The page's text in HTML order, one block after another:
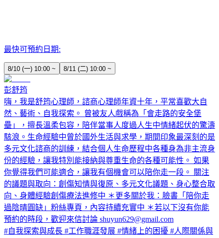
最快可預約日期:
8/10 (一) 10:00 ~ 8/11 (二) 10:00 ~
彭舒筠
嗨，我是舒筠心理師，諮商心理師年資十年，平常喜歡大自
然、藝術、自我探索。 曾被友人戲稱為「會走路的安全堡
壘」，擅長溫柔包容，陪伴當事人度過人生中情緒起伏的驚濤
駭浪。生命經驗中曾於國外生活與求學，期間印象最深刻的是
多元文化諮商的訓練，結合個人生命歷程中各種身為非主流身
份的經驗，讓我特別能接納與尊重生命的各種可能性。 如果
你覺得我們可能適合，讓我有個機會可以陪你走一段。 關注
的議題與取向：創傷知情與復原、多元文化議題、身心整合取
向、身體經驗創傷療法進修中 ＊更多關於我：臉書「陪你走
過陰晴圓缺」粉絲專頁，內容持續充實中 ＊若以下沒有你能
預約的時段，歡迎來信討論 shuyun629@gmail.com
#自我探索與成長 #工作職涯發展 #情緒上的困擾 #人際關係與